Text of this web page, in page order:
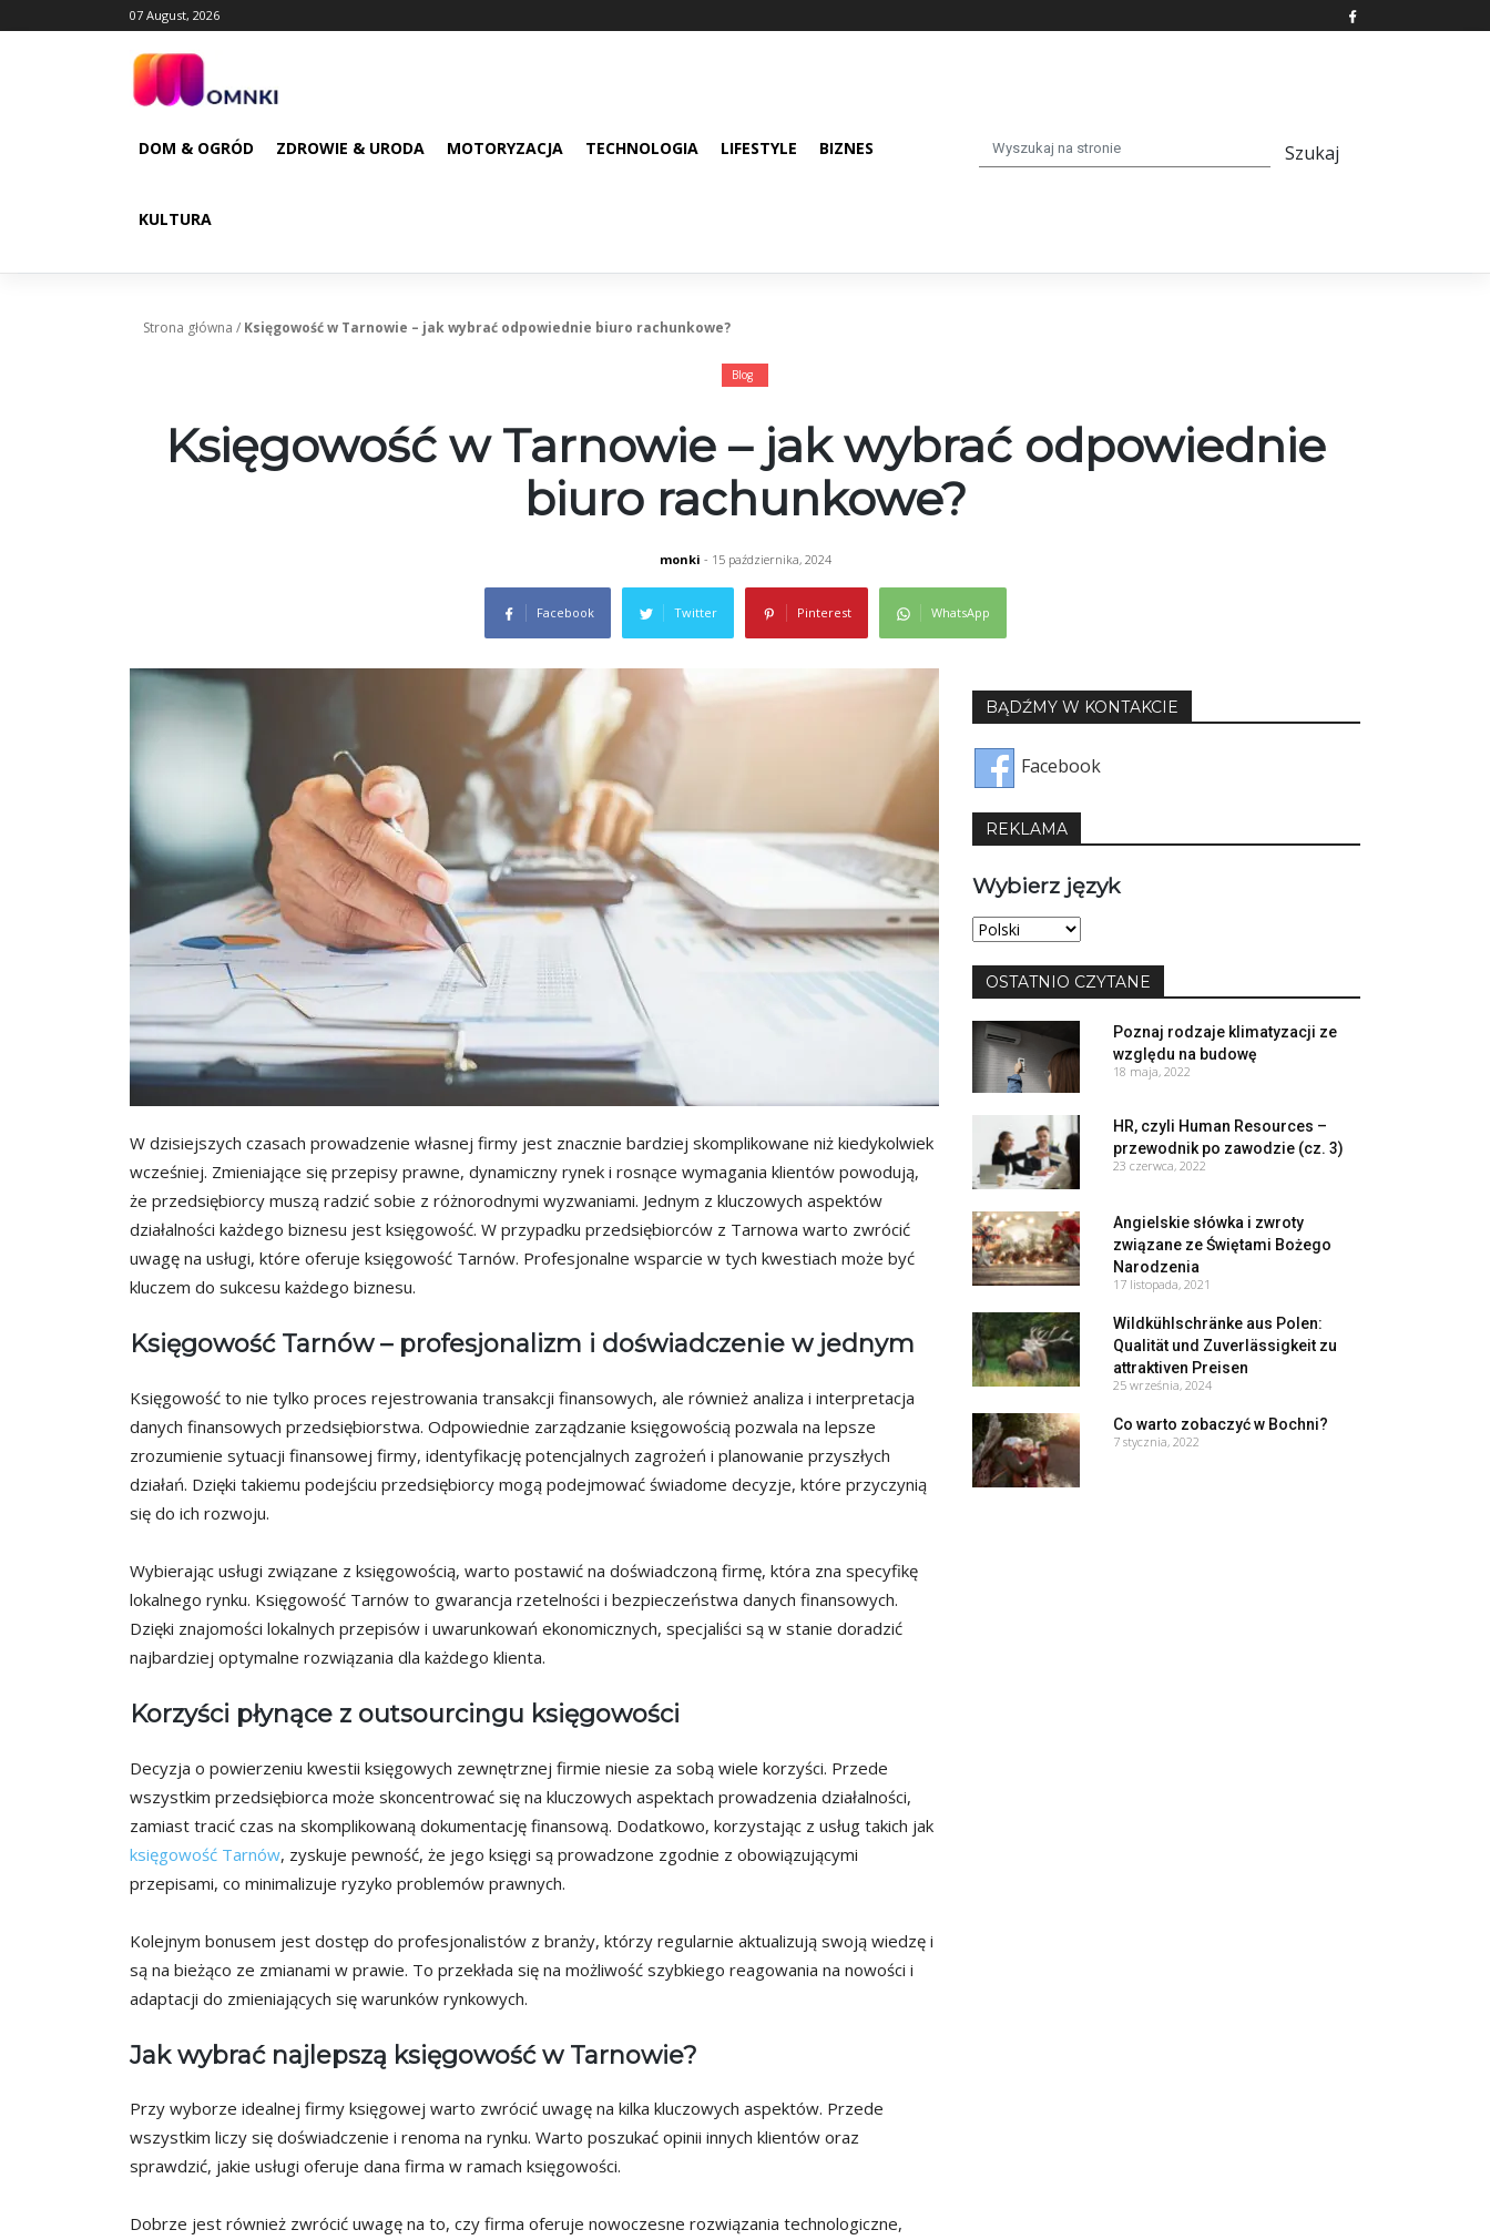
to
07 August, 2026
DOM & OGRÓD ZDROWIE & URODA MOTORYZACJA TECHNOLOGIA LIFESTYLE BIZNES
KULTURA
Strona główna / Księgowość w Tarnowie – jak wybrać odpowiednie biuro rachunkowe?
Blog
Księgowość w Tarnowie – jak wybrać odpowiednie
biuro rachunkowe?
monki - 15 października, 2024
Facebook Twitter Pinterest WhatsApp
W dzisiejszych czasach prowadzenie własnej firmy jest znacznie bardziej skomplikowane niż kiedykolwiek
wcześniej. Zmieniające się przepisy prawne, dynamiczny rynek i rosnące wymagania klientów powodują,
że przedsiębiorcy muszą radzić sobie z różnorodnymi wyzwaniami. Jednym z kluczowych aspektów
działalności każdego biznesu jest księgowość. W przypadku przedsiębiorców z Tarnowa warto zwrócić
uwagę na usługi, które oferuje księgowość Tarnów. Profesjonalne wsparcie w tych kwestiach może być
kluczem do sukcesu każdego biznesu.
Księgowość Tarnów – profesjonalizm i doświadczenie w jednym
Księgowość to nie tylko proces rejestrowania transakcji finansowych, ale również analiza i interpretacja
danych finansowych przedsiębiorstwa. Odpowiednie zarządzanie księgowością pozwala na lepsze
zrozumienie sytuacji finansowej firmy, identyfikację potencjalnych zagrożeń i planowanie przyszłych
działań. Dzięki takiemu podejściu przedsiębiorcy mogą podejmować świadome decyzje, które przyczynią
się do ich rozwoju.
Wybierając usługi związane z księgowością, warto postawić na doświadczoną firmę, która zna specyfikę
lokalnego rynku. Księgowość Tarnów to gwarancja rzetelności i bezpieczeństwa danych finansowych.
Dzięki znajomości lokalnych przepisów i uwarunkowań ekonomicznych, specjaliści są w stanie doradzić
najbardziej optymalne rozwiązania dla każdego klienta.
Korzyści płynące z outsourcingu księgowości
Decyzja o powierzeniu kwestii księgowych zewnętrznej firmie niesie za sobą wiele korzyści. Przede
wszystkim przedsiębiorca może skoncentrować się na kluczowych aspektach prowadzenia działalności,
zamiast tracić czas na skomplikowaną dokumentację finansową. Dodatkowo, korzystając z usług takich jak
księgowość Tarnów, zyskuje pewność, że jego księgi są prowadzone zgodnie z obowiązującymi
przepisami, co minimalizuje ryzyko problemów prawnych.
Kolejnym bonusem jest dostęp do profesjonalistów z branży, którzy regularnie aktualizują swoją wiedzę i
są na bieżąco ze zmianami w prawie. To przekłada się na możliwość szybkiego reagowania na nowości i
adaptacji do zmieniających się warunków rynkowych.
Jak wybrać najlepszą księgowość w Tarnowie?
Przy wyborze idealnej firmy księgowej warto zwrócić uwagę na kilka kluczowych aspektów. Przede
wszystkim liczy się doświadczenie i renoma na rynku. Warto poszukać opinii innych klientów oraz
sprawdzić, jakie usługi oferuje dana firma w ramach księgowości.
Dobrze jest również zwrócić uwagę na to, czy firma oferuje nowoczesne rozwiązania technologiczne,
BĄDŹMY W KONTAKCIE
Facebook
REKLAMA
Wybierz język
Wybierz
OSTATNIO CZYTANE
Poznaj rodzaje klimatyzacji ze
względu na budowę
18 maja, 2022
HR, czyli Human Resources –
przewodnik po zawodzie (cz. 3)
23 czerwca, 2022
Angielskie słówka i zwroty
związane ze Świętami Bożego
Narodzenia
17 listopada, 2021
Wildkühlschränke aus Polen:
Qualität und Zuverlässigkeit zu
attraktiven Preisen
25 września, 2024
Co warto zobaczyć w Bochni?
7 stycznia, 2022